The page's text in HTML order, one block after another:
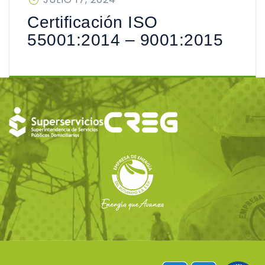
Certificación ISO
55001:2014 – 9001:2015